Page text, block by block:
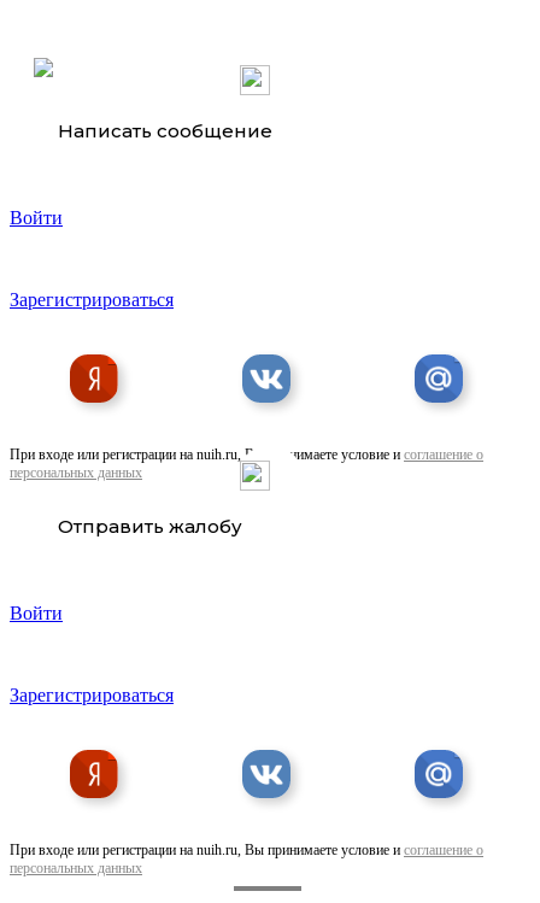
Нагревательные маты. Тёплый пол.
Написать сообщение
Войти
Зарегистрироваться
При входе или регистрации на nuih.ru, Вы принимаете условие и соглашение о
персональных данных
Отправить жалобу
Войти
Зарегистрироваться
При входе или регистрации на nuih.ru, Вы принимаете условие и соглашение о
персональных данных